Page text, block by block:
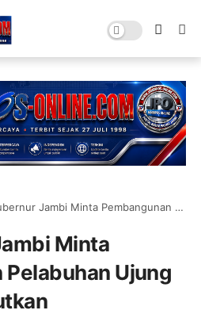
Jambi Minta Pembangunan Pelabuhan Ujung Jabung Dilanjutkan
Minta
Ujung